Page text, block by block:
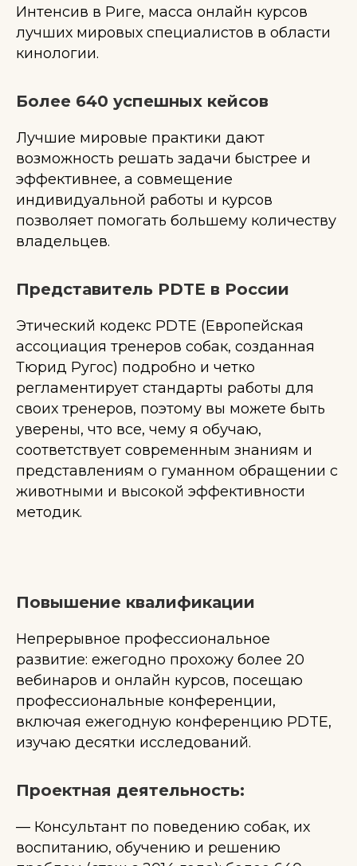
Интенсив в Риге, масса онлайн курсов
лучших мировых специалистов в области
кинологии.
Более 640 успешных кейсов
Лучшие мировые практики дают
возможность решать задачи быстрее и
эффективнее, а совмещение
индивидуальной работы и курсов
позволяет помогать большему количеству
владельцев.
Представитель PDTE в России
Этический кодекс PDTE (Европейская
ассоциация тренеров собак, созданная
Тюрид Ругос) подробно и четко
регламентирует стандарты работы для
своих тренеров, поэтому вы можете быть
уверены, что все, чему я обучаю,
соответствует современным знаниям и
представлениям о гуманном обращении с
животными и высокой эффективности
методик.
Повышение квалификации
Непрерывное профессиональное
развитие: ежегодно прохожу более 20
вебинаров и онлайн курсов, посещаю
профессиональные конференции,
включая ежегодную конференцию PDTE,
изучаю десятки исследований.
Проектная деятельность:
— Консультант по поведению собак, их
воспитанию, обучению и решению